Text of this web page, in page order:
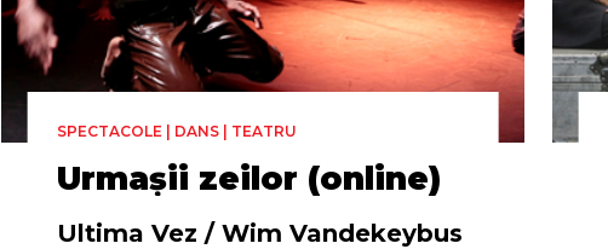
SPECTACOLE | DANS | TEATRU
Urmașii zeilor (online)
Ultima Vez / Wim Vandekeybus